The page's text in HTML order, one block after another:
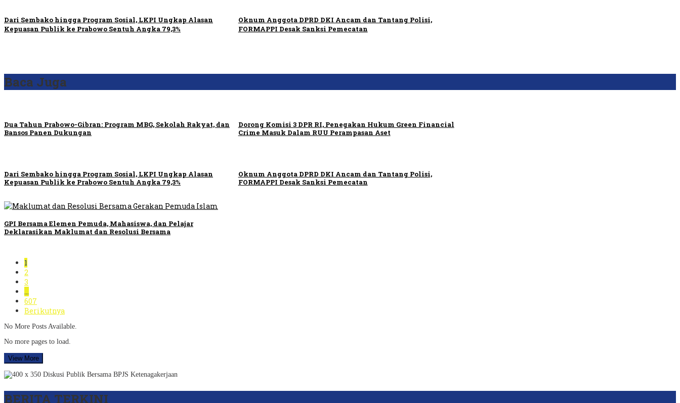
Dari Sembako hingga Program Sosial, LKPI Ungkap Alasan
Kepuasan Publik ke Prabowo Sentuh Angka 79,3%
Oknum Anggota DPRD DKI Ancam dan Tantang Polisi,
FORMAPPI Desak Sanksi Pemecatan
Baca Juga
Dua Tahun Prabowo-Gibran: Program MBG, Sekolah Rakyat, dan
Bansos Panen Dukungan
Dorong Komisi 3 DPR RI, Penegakan Hukum Green Financial
Crime Masuk Dalam RUU Perampasan Aset
Dari Sembako hingga Program Sosial, LKPI Ungkap Alasan
Kepuasan Publik ke Prabowo Sentuh Angka 79,3%
Oknum Anggota DPRD DKI Ancam dan Tantang Polisi,
FORMAPPI Desak Sanksi Pemecatan
GPI Bersama Elemen Pemuda, Mahasiswa, dan Pelajar
Deklarasikan Maklumat dan Resolusi Bersama
1
2
3
…
607
Berikutnya
No More Posts Available.
No more pages to load.
View More
BERITA TERKINI